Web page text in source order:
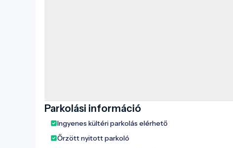
Parkolási információ
Ingyenes kültéri parkolás elérhető
Őrzött nyitott parkoló